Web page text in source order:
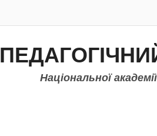
Національної